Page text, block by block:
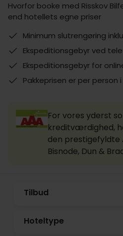
Hvorfor booke med Risskov
end hotellets egne priser
Minimum slutrengøring
Ekspeditionsgebyr ved
Ekspeditionsgebyr for
Pakkeprisen er per
For vores yderst
kreditværdighed,
den prestigefyldte
Bisnode, Dun &
Tilbud
Hoteltype